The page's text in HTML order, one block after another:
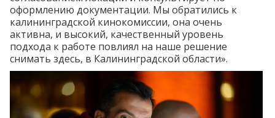
оформлению документации. Мы обратились к
калининградской кинокомиссии, она очень
активна, и высокий, качественный уровень
подхода к работе повлиял на наше решение
снимать здесь, в Калининградской области».